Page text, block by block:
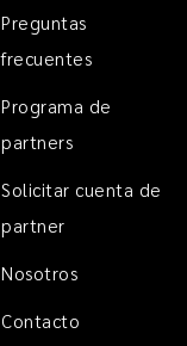
Preguntas
frecuentes
Programa de
partners
Solicitar cuenta de
partner
Nosotros
Contacto